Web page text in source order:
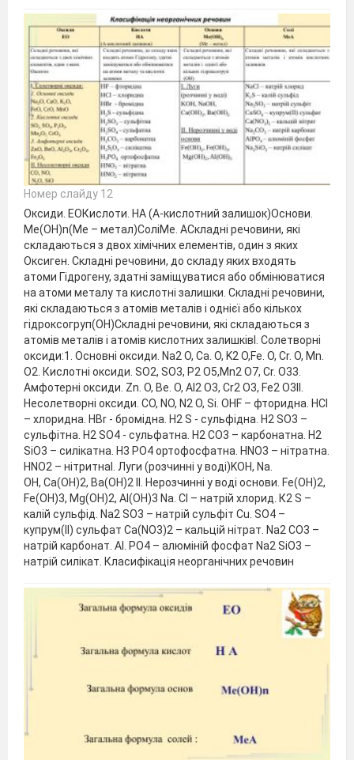
Номер слайду 12
Оксиди. ЕОКислоти. НА (А-кислотний залишок)Основи.
Ме(ОН)n(Ме – метал)СоліМе. АСкладні речовини, які
складаються з двох хімічних елементів, один з яких
Оксиген. Складні речовини, до складу яких входять
атоми Гідрогену, здатні заміщуватися або обмінюватися
на атоми металу та кислотні залишки. Складні речовини,
які складаються з атомів металів і однієї або кількох
гідроксогруп(ОН)Складні речовини, які складаються з
атомів металів і атомів кислотних залишківІ. Солетворні
оксиди:1. Основні оксиди. Na2 O, Ca. O, K2 O,Fe. O, Cr. O, Mn.
O2. Кислотні оксиди. SO2, SO3, P2 O5,Mn2 O7, Cr. O33.
Амфотерні оксиди. Zn. O, Be. O, Al2 O3, Cr2 O3, Fe2 O3ІІ.
Несолетворні оксиди. CO, NO, N2 O, Si. OНF – фторидна. HCl
– хлоридна. HBr - бромідна. H2 S - сульфідна. H2 SО3 –
сульфітна. H2 SО4 - сульфатна. H2 СО3 – карбонатна. H2
SіО3 – силікатна. H3 РО4 ортофосфатна. НNО3 – нітратна.
НNО2 – нітритнаІ. Луги (розчинні у воді)KOH, Na.
OH, Са(ОН)2, Ва(ОН)2 ІІ. Нерозчинні у воді основи. Fe(OН)2,
Fe(OН)3, Мg(ОН)2, Al(OH)3 Na. Cl – натрій хлорид. К2 S –
калій сульфід. Na2 SO3 – натрій сульфіт Cu. SO4 –
купрум(ІІ) сульфат Ca(NO3)2 – кальцій нітрат. Na2 CO3 –
натрій карбонат. Al. PO4 – алюміній фосфат Na2 SіO3 –
натрій силікат. Класифікація неорганічних речовин